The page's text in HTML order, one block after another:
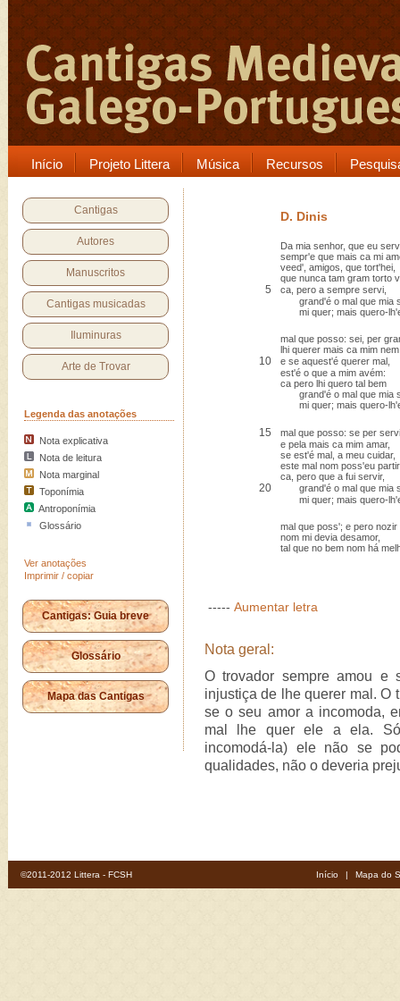
Início Projeto Littera Música Recursos
Cantigas
Autores
Manuscritos
Cantigas musicadas
Iluminuras
Arte de Trovar
Legenda das anotações
Nota explicativa
Nota de leitura
Nota marginal
Toponímia
Antroponímia
Glossário
Ver anotações
Imprimir / copiar
Cantigas: Guia breve
Glossário
Mapa das Cantigas
D. Dinis
Da mia senhor, que eu
sempr'e que mais ca mi
veed', amigos, que tort'hei,
que nunca tam gram torto
5
ca, pero a sempre servi,
grand'é o mal que mia
mi quer; mais quero-
mal que posso: sei, per
lhi querer mais ca mim
10
e se aquest'é querer mal,
est'é o que a mim avém:
ca pero lhi quero tal bem
grand'é o mal que mia
mi quer; mais quero-
15
mal que posso: se per
e pela mais ca mim amar,
se est'é mal, a meu cuidar,
este mal nom poss'eu
ca, pero que a fui servir,
20
grand'é o mal que mia
mi quer; mais quero-
mal que poss'; e pero nozir
nom mi devia desamor,
tal que no bem nom há
----- Aumentar letra
Nota geral:
O trovador sempre amou e
injustiça de lhe querer mal. O
se o seu amor a incomoda,
mal lhe quer ele a ela.
incomodá-la) ele não se
qualidades, não o deveria
©2011-2012 Littera - FCSH Início | Mapa do